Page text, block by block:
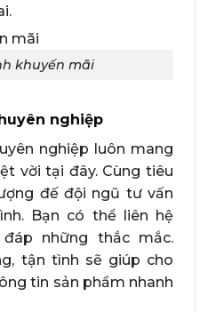
khuyến mãi
nghiệp
nghiệp luôn mang
vời tại đây. Cùng tiêu
đế đội ngũ tư vấn
Bạn có thể liên hệ
những thắc mắc.
tận tình sẽ giúp cho
tin sản phẩm nhanh